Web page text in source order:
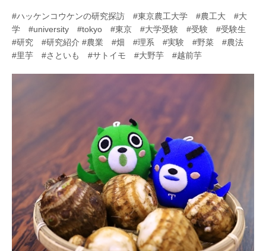
#ハッケンコウケンの研究探訪 #東京農工大学 #農工大 #大
学 #university #tokyo #東京 #大学受験 #受験 #受験生
#研究 #研究紹介 #農業 #畑 #理系 #実験 #野菜 #農法
#里芋 #さといも #サトイモ #大野芋 #越前芋